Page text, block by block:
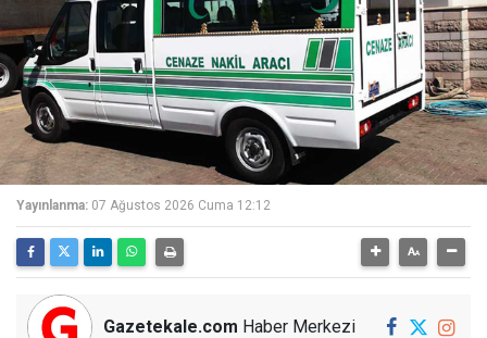
Yayınlanma: 07 Ağustos 2026 Cuma 12:12
Gazetekale.com Haber Merkezi